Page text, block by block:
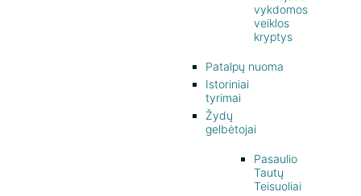
Konsultacijų ir ekspertizių paslaugos
Žako Lipšico muziejaus ekspozicija
vykdomos
veiklos
kryptys
Patalpų nuoma
Istoriniai
tyrimai
Žydų
gelbėtojai
Pasaulio
Tautų
Teisuoliai